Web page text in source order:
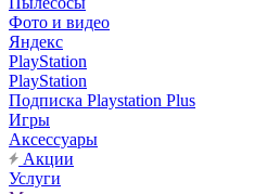
Фото и видео
Яндекс
PlayStation
PlayStation
Подписка Playstation Plus
Игры
Аксессуары
Акции
Услуги